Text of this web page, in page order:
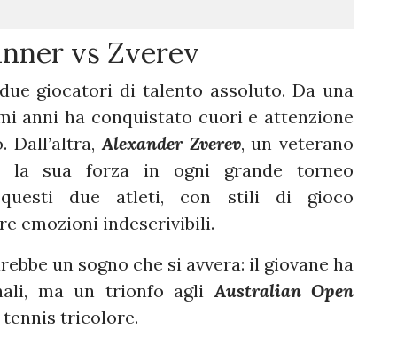
vs Zverev
giocatori di talento assoluto. Da una
anni ha conquistato cuori e attenzione
Dall’altra,Alexander Zverev, un veterano
la sua forza in ogni grande torneo
due atleti, con stili di gioco
emozioni indescrivibili.
un sogno che si avvera: il giovane ha
ma un trionfo agliAustralian Open
tricolore.